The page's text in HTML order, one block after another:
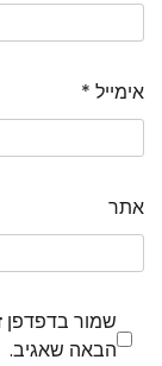
אימייל *
אתר
שמור בדפדפן
הבאה שאגיב.